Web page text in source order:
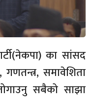
का सांसद
गणतन्त्र, समावेशिता
सबैको साझा